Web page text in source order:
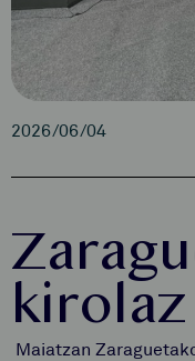
2026/06/04
Maiatzan